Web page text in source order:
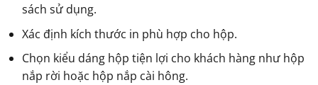
sách sử dụng.
Xác định kích thước in phù hợp cho hộp.
Chọn kiểu dáng hộp tiện lợi cho khách hàng như hộp
nắp rời hoặc hộp nắp cài hông.